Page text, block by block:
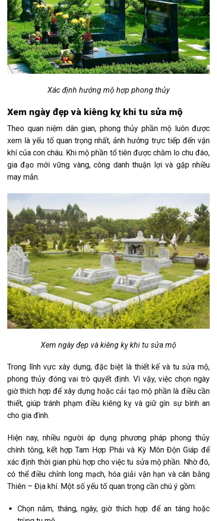
Xác định hướng mộ hợp phong thủy
Xem ngày đẹp và kiêng kỵ khi tu sửa mộ
Theo quan niệm dân gian, phong thủy phần mộ luôn được
xem là yếu tố quan trọng nhất, ảnh hưởng trực tiếp đến vận
khí của con cháu. Khi mộ phần tổ tiên được chăm lo chu đáo,
gia đạo mới vững vàng, công danh thuận lợi và gặp nhiều
may mắn.
Xem ngày đẹp và kiêng kỵ khi tu sửa mộ
Trong lĩnh vực xây dựng, đặc biệt là thiết kế và tu sửa mộ,
phong thủy đóng vai trò quyết định. Vì vậy, việc chọn ngày
giờ thích hợp để xây dựng hoặc cải tạo mộ phần là điều cần
thiết, giúp tránh phạm điều kiêng kỵ và giữ gìn sự bình an
cho gia đình.
Hiện nay, nhiều người áp dụng phương pháp phong thủy
chính tông, kết hợp Tam Hợp Phái và Kỳ Môn Độn Giáp để
xác định thời gian phù hợp cho việc tu sửa mộ phần. Nhờ đó,
có thể điều chỉnh long mạch, hóa giải vận hạn và cân bằng
Thiên – Địa khí. Một số yếu tố quan trọng cần chú ý gồm:
Chọn năm, tháng, ngày, giờ thích hợp để an táng hoặc